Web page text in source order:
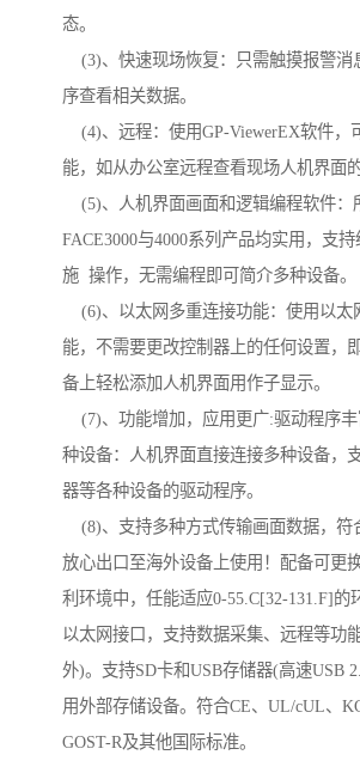
态。
(3)、快速现场恢复：只需触摸报警消
序查看相关数据。
(4)、远程：使用GP-ViewerEX软件，
能，如从办公室远程查看现场人机界面
(5)、人机界面画面和逻辑编程软件：
FACE3000与4000系列产品均实用，支
施 操作，无需编程即可简介多种设备。
(6)、以太网多重连接功能：使用以太
能，不需要更改控制器上的任何设置，
备上轻松添加人机界面用作子显示。
(7)、功能增加，应用更广:驱动程序
种设备：人机界面直接连接多种设备，
器等各种设备的驱动程序。
(8)、支持多种方式传输画面数据，符
放心出口至海外设备上使用！配备可更
利环境中，任能适应0-55.C[32-131.F]的
以太网接口，支持数据采集、远程等功
外)。支持SD卡和USB存储器(高速USB
用外部存储设备。符合CE、UL/cUL、
GOST-R及其他国际标准。